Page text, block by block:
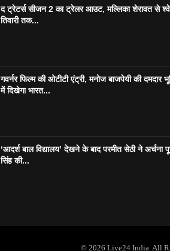
द ट्रेटर्स सीजन 2 का ट्रेलर आउट, मल्लिका शेरावत से
तिवारी तक...
गवर्नर फिल्म की ओटीटी एंट्री, मनोज बाजपेयी की दमदार
में दिखेगा भारत...
‘आदर्श बाल विद्यालय’ देखने के बाद परमीत सेठी ने अर्चना
सिंह की...
© 2026 Live24 India. All